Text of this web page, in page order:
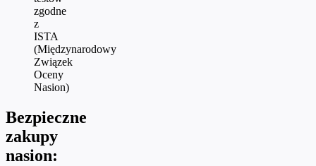
zgodne
z
ISTA
(Międzynarodowy
Związek
Oceny
Nasion)
Bezpieczne
zakupy
nasion: